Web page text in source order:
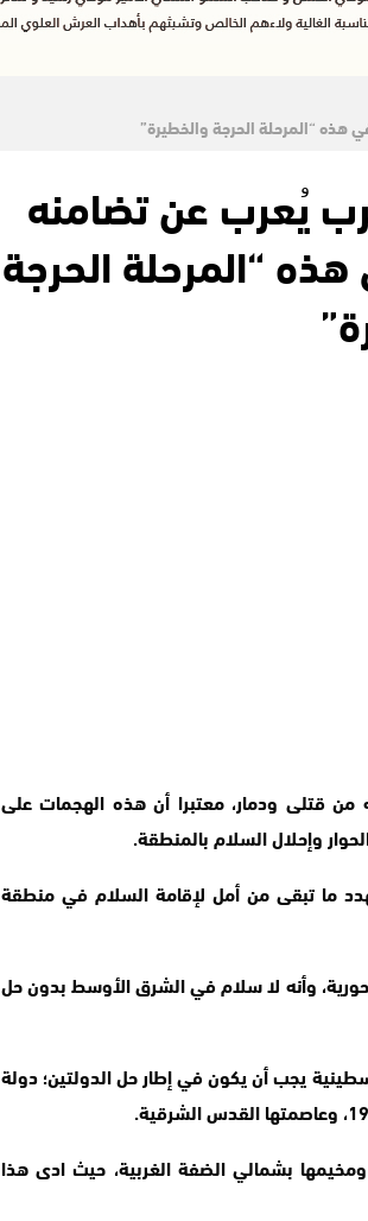
“المرحلة الحرجة والخطيرة”
يُعرب عن تضامنه
“المرحلة الحرجة
من قتلى ودمار، معتبرا أن هذه الهجمات على
وإحلال السلام بالمنطقة.
ما تبقى من أمل لإقامة السلام في منطقة
وأنه لا سلام في الشرق الأوسط بدون حل
يجب أن يكون في إطار حل الدولتين؛ دولة
بشمالي الضفة الغربية، حيث ادى هذا